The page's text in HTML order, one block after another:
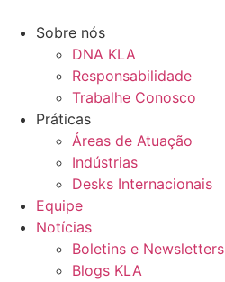
para
conteúdo
Sobre nós
DNA KLA
Responsabilidade
Trabalhe Conosco
Práticas
Áreas de Atuação
Indústrias
Desks Internacionais
Equipe
Notícias
Boletins e Newsletters
Blogs KLA